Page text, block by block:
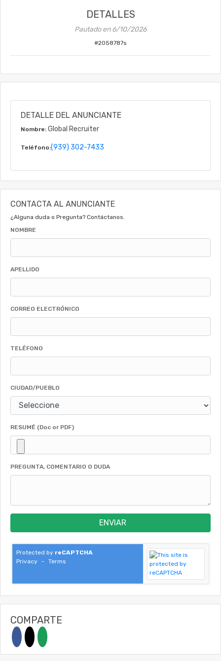
DETALLES
Pautado en6/10/2026
#2058787s
DETALLE DEL ANUNCIANTE
Nombre: Global Recruiter
Teléfono:(939) 302-7433
CONTACTA AL ANUNCIANTE
¿Alguna duda o Pregunta? Contáctanos.
NOMBRE
APELLIDO
CORREO ELECTRÓNICO
TELÉFONO
CIUDAD/PUEBLO
RESUMÉ (Doc or PDF)
PREGUNTA, COMENTARIO O DUDA
ENVIAR
Protected by reCAPTCHA
Privacy
- Terms
COMPARTE